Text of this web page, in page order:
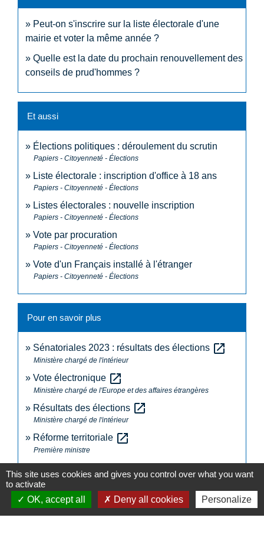
Peut-on s'inscrire sur la liste électorale d'une
mairie et voter la même année ?
Quelle est la date du prochain renouvellement des
conseils de prud'hommes ?
Et aussi
Élections politiques : déroulement du scrutin
Papiers - Citoyenneté - Élections
Liste électorale : inscription d'office à 18 ans
Papiers - Citoyenneté - Élections
Listes électorales : nouvelle inscription
Papiers - Citoyenneté - Élections
Vote par procuration
Papiers - Citoyenneté - Élections
Vote d'un Français installé à l'étranger
Papiers - Citoyenneté - Élections
Pour en savoir plus
Sénatoriales 2023 : résultats des élections open_in_new
Ministère chargé de l'intérieur
Vote électronique open_in_new
Ministère chargé de l'Europe et des affaires étrangères
Résultats des élections open_in_new
Ministère chargé de l'intérieur
Réforme territoriale open_in_new
Première ministre
open_in_new
Sénat
Les élections sénatoriales (Conseil des ministres
open_in_new
This site uses cookies and gives you control over what you want
to activate
OK, accept all
Deny all cookies Personalize